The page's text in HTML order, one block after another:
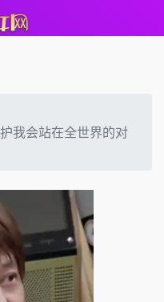
我会站在全世界的对